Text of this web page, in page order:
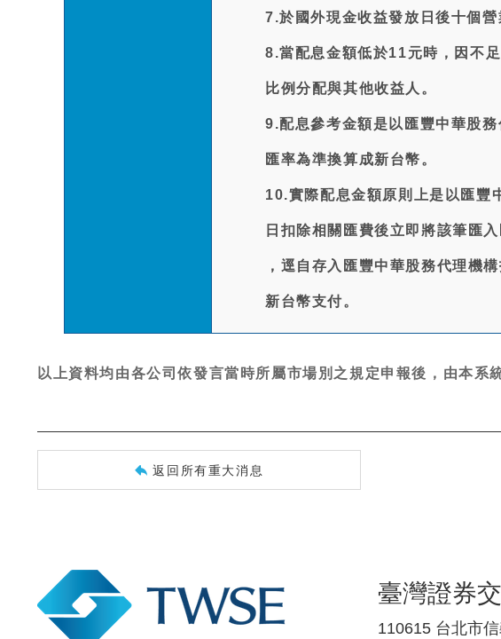
7.於國外現金收益發放日後十個
8.當配息金額低於11元時，因不
比例分配與其他收益人。
9.配息參考金額是以匯豐中華股
匯率為準換算成新台幣。
10.實際配息金額原則上是以匯豐
日扣除相關匯費後立即將該筆匯
，逕自存入匯豐中華股務代理機
新台幣支付。
以上資料均由各公司依發言當時所屬市場別之規定申報後，由本
返回所有重大消息
臺灣證券
110615 台北市